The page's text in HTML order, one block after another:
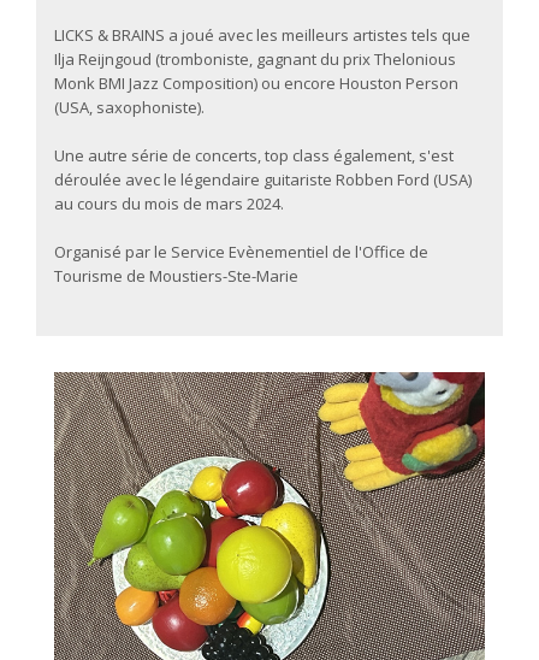
LICKS & BRAINS a joué avec les meilleurs artistes tels que
Ilja Reijngoud (tromboniste, gagnant du prix Thelonious
Monk BMI Jazz Composition) ou encore Houston Person
(USA, saxophoniste).
Une autre série de concerts, top class également, s'est
déroulée avec le légendaire guitariste Robben Ford (USA)
au cours du mois de mars 2024.
Organisé par le Service Evènementiel de l'Office de
Tourisme de Moustiers-Ste-Marie